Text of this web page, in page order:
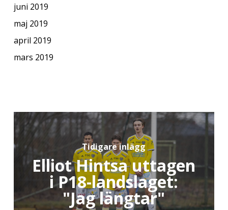
juni 2019
maj 2019
april 2019
mars 2019
Tidigare inlägg
Elliot Hintsa uttagen
i P18-landslaget:
"Jag längtar"